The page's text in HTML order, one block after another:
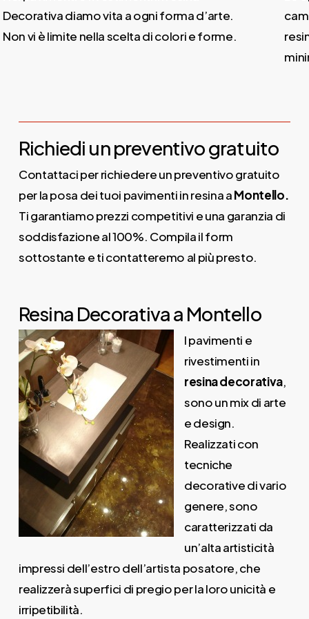
diamo vita a ogni forma d’arte.
vi è limite nella scelta di colori e forme.
Richiedi un preventivo gratuito
Contattaci per richiedere un preventivo gratuito
per la posa dei tuoi pavimenti in resina aMontello.
Ti garantiamo prezzi competitivi e una garanzia di
soddisfazione al 100%. Compila il form
sottostante e ti contatteremo al più presto.
Resina Decorativa a Montello
I pavimenti e
rivestimenti in
resina decorativa,
sono un mix di arte
e design.
Realizzati con
tecniche
decorative di vario
genere, sono
caratterizzati da
un’alta artisticità
impressi dell’estro dell’artista posatore, che
realizzerà superfici di pregio per la loro unicità e
irripetibilità.